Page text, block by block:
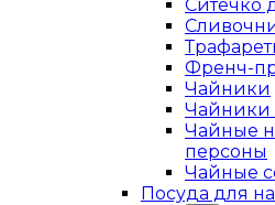
Ситечко
Френч-
Чайники
Чайники
Чайные
персоны
Чайные
Посуда для